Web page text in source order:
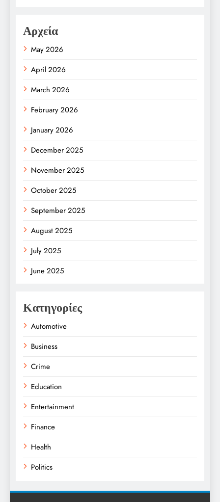
Αρχεία
May 2026
April 2026
March 2026
February 2026
January 2026
December 2025
November 2025
October 2025
September 2025
August 2025
July 2025
June 2025
Κατηγορίες
Automotive
Business
Crime
Education
Entertainment
Finance
Health
Politics